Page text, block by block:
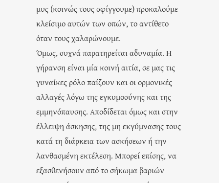
μυς (κοινώς τους σφίγγουμε) προκαλούμε
κλείσιμο αυτών των οπών, το αντίθετο
όταν τους χαλαρώνουμε.
Όμως, συχνά παρατηρείται αδυναμία. Η
γήρανση είναι μία κοινή αιτία, σε μας τις
γυναίκες ρόλο παίζουν και οι ορμονικές
αλλαγές λόγω της εγκυμοσύνης και της
εμμηνόπαυσης. Αποδίδεται όμως και στην
έλλειψη άσκησης, της μη εκγύμνασης τους
κατά τη διάρκεια των ασκήσεων ή την
λανθασμένη εκτέλεση. Μπορεί επίσης, να
εξασθενήσουν από το σήκωμα βαριών